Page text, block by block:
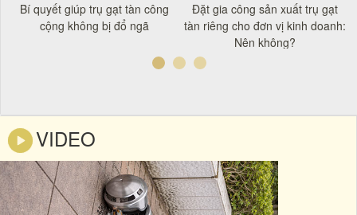
Bí quyết giúp trụ gạt tàn công
cộng không bị đổ ngã
Đặt gia công sản xuất trụ gạt
tàn riêng cho đơn vị kinh doanh:
Nên không?
VIDEO